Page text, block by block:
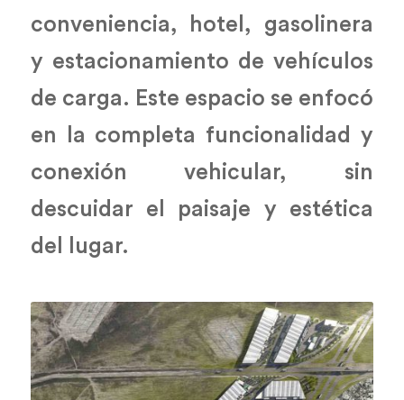
conveniencia, hotel, gasolinera
y estacionamiento de vehículos
de carga. Este espacio se enfocó
en la completa funcionalidad y
conexión vehicular, sin
descuidar el paisaje y estética
del lugar.